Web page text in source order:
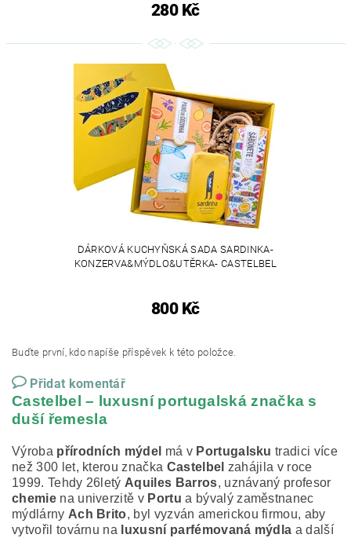
280 Kč
DÁRKOVÁ KUCHYŇSKÁ SADA SARDINKA-
KONZERVA&MÝDLO&UTĚRKA- CASTELBEL
800 Kč
Buďte první, kdo napíše příspěvek k této položce.
Přidat komentář
Castelbel – luxusní portugalská značka s
duší řemesla
Výroba přírodních mýdel má v Portugalsku tradici více
než 300 let, kterou značka Castelbel zahájila v roce
1999. Tehdy 26letý Aquiles Barros, uznávaný profesor
chemiena univerzitě v Portu a bývalý zaměstnanec
mýdlárny Ach Brito, byl vyzván americkou firmou, aby
vytvořil továrnu na
luxusní parfémovaná mýdla a další